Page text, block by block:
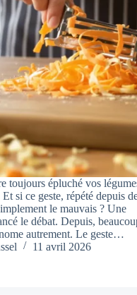
toujours épluché vos
si ce geste, répété depuis
le mauvais ? Une
le débat. Depuis,
autrement. Le geste…
11 avril 2026